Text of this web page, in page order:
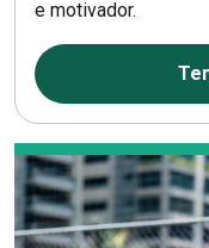
e motivador.